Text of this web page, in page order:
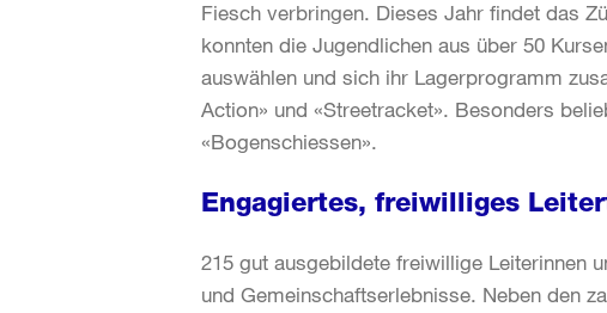
Fiesch verbringen. Dieses Jahr findet das
konnten die Jugendlichen aus über 50
auswählen und sich ihr Lagerprogramm
Action» und «Streetracket». Besonders
«Bogenschiessen».
Engagiertes, freiwilliges
215 gut ausgebildete freiwillige Leiterinnen
und Gemeinschaftserlebnisse. Neben den